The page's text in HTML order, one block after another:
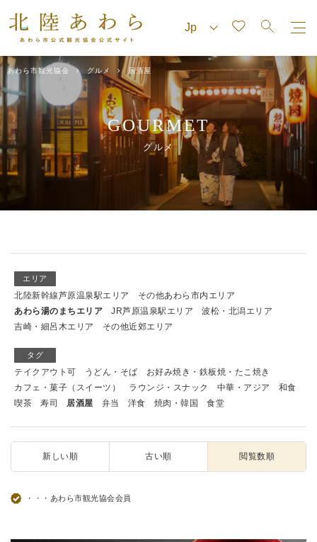
あわら市観光協会 グルメ 居酒屋
GOURMET
グルメ
エリア
北陸新幹線芦原温泉駅エリア
その他あわら市内エリア
あわら湯のまちエリア
JR芦原温泉駅エリア
波松・北潟エリア
吉崎・細呂木エリア
その他近郊エリア
タグ
テイクアウト可 うどん・そば
お好み焼き・鉄板焼・たこ焼き
カフェ・菓子（スイーツ）
ラウンジ・スナック 中華・アジア
和食
喫茶
寿司 居酒屋 弁当 洋食 焼肉・韓国 食堂
新しい順 古い順 閲覧数順
・・・あわら市観光協会会員